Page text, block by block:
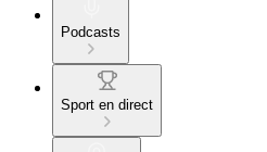
Podcasts
Sport en direct